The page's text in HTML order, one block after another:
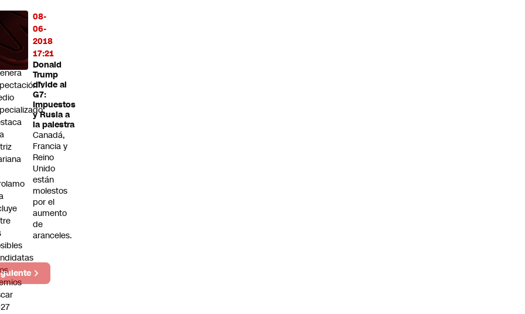
08-
06-
2018
17:21
Donald
Trump
divide al
G7:
Impuestos
y Rusia a
la palestra
Canadá,
Francia y
Reino
Unido
están
molestos
por el
aumento
de
aranceles.